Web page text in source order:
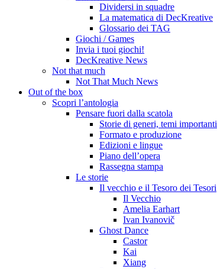
Dividersi in squadre
La matematica di DecKreative
Glossario dei TAG
Giochi / Games
Invia i tuoi giochi!
DecKreative News
Not that much
Not That Much News
Out of the box
Scopri l’antologia
Pensare fuori dalla scatola
Storie di generi, temi importanti
Formato e produzione
Edizioni e lingue
Piano dell’opera
Rassegna stampa
Le storie
Il vecchio e il Tesoro dei Tesori
Il Vecchio
Amelia Earhart
Ivan Ivanovič
Ghost Dance
Castor
Kai
Xiang